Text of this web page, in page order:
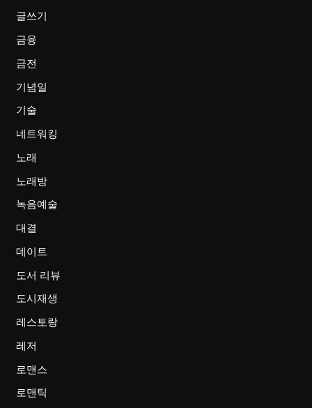
글쓰기
금융
금전
기념일
기술
네트워킹
노래
노래방
녹음예술
대결
데이트
도서 리뷰
도시재생
레스토랑
레저
로맨스
로맨틱